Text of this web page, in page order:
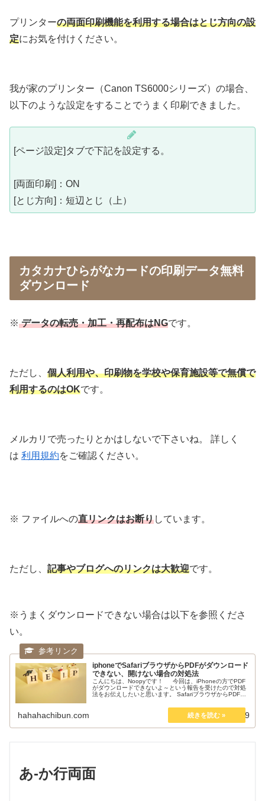
プリンターの両面印刷機能を利用する場合はとじ方向の設
定にお気を付けください。
我が家のプリンター（Canon TS6000シリーズ）の場合、
以下のような設定をすることでうまく印刷できました。
[ページ設定]タブで下記を設定する。
[両面印刷]：ON
[とじ方向]：短辺とじ（上）
カタカナひらがなカードの印刷データ無料
ダウンロード
※ データの転売・加工・再配布はNGです。
ただし、 個人利用や、印刷物を学校や保育施設等で無償で
利用するのはOKです。
メルカリで売ったりとかはしないで下さいね。 詳しく
は 利用規約をご確認ください。
※ ファイルへの直リンクはお断りしています。
ただし、 記事やブログへのリンクは大歓迎です。
※うまくダウンロードできない場合は以下を参照くださ
い。
iphoneでSafariブラウザからPDFがダウンロード
できない、開けない場合の対処法
こんにちは、Noopyです！ 今回は、iPhoneの方でPDF
がダウンロードできないよ～という報告を受けたので対処
法をお伝えしたいと思います。 SafariブラウザからPDFが
hahahachibun.com 2020.01.09
あ-か行両面